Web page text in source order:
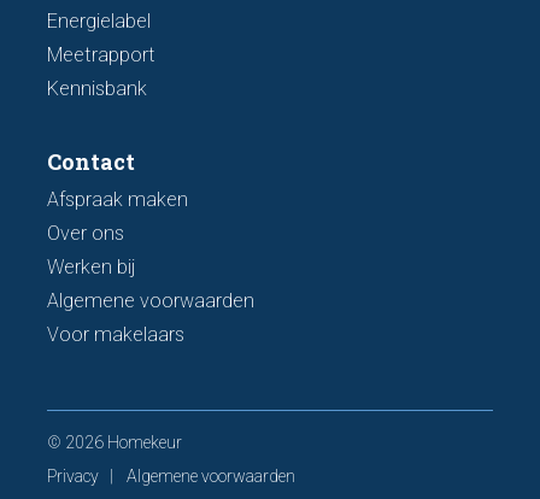
Energielabel
Meetrapport
Kennisbank
Contact
Afspraak maken
Over ons
Werken bij
Algemene voorwaarden
Voor makelaars
© 2026 Homekeur
Privacy
Algemene voorwaarden